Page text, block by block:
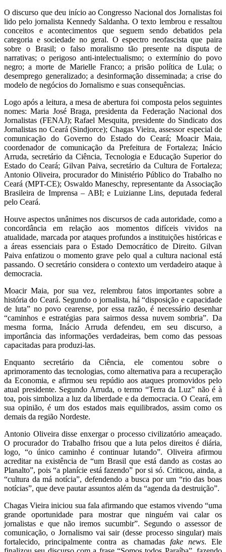
O discurso que deu início ao Congresso Nacional dos Jornalistas foi
lido pelo jornalista Kennedy Saldanha. O texto lembrou e ressaltou
conceitos e acontecimentos que seguem sendo debatidos pela
categoria e sociedade no geral. O espectro neofascista que paira
sobre o Brasil; o falso moralismo tão presente na disputa de
narrativas; o perigoso anti-intelectualismo; o extermínio do povo
negro; a morte de Marielle Franco; a prisão política de Lula; o
desemprego generalizado; a desinformação disseminada; a crise do
modelo de negócios do Jornalismo e suas consequências.
Logo após a leitura, a mesa de abertura foi composta pelos seguintes
nomes: Maria José Braga, presidenta da Federação Nacional dos
Jornalistas (FENAJ); Rafael Mesquita, presidente do Sindicato dos
Jornalistas no Ceará (Sindjorce); Chagas Vieira, assessor especial de
comunicação do Governo do Estado do Ceará; Moacir Maia,
coordenador de comunicação da Prefeitura de Fortaleza; Inácio
Arruda, secretário da Ciência, Tecnologia e Educação Superior do
Estado do Ceará; Gilvan Paiva, secretário da Cultura de Fortaleza;
Antonio Oliveira, procurador do Ministério Público do Trabalho no
Ceará (MPT-CE); Oswaldo Maneschy, representante da Associação
Brasileira de Imprensa – ABI; e Luizianne Lins, deputada federal
pelo Ceará.
Houve aspectos unânimes nos discursos de cada autoridade, como a
concordância em relação aos momentos difíceis vividos na
atualidade, marcada por ataques profundos a instituições históricas e
a áreas essenciais para o Estado Democrático de Direito. Gilvan
Paiva enfatizou o momento grave pelo qual a cultura nacional está
passando. O secretário considera o contexto um verdadeiro ataque à
democracia.
Moacir Maia, por sua vez, relembrou fatos importantes sobre a
história do Ceará. Segundo o jornalista, há “disposição e capacidade
de luta” no povo cearense, por essa razão, é necessário desenhar
“caminhos e estratégias para sairmos dessa nuvem sombria”. Da
mesma forma, Inácio Arruda defendeu, em seu discurso, a
importância das informações verdadeiras, bem como das pessoas
capacitadas para produzi-las.
Enquanto secretário da Ciência, ele comentou sobre o
aprimoramento das tecnologias, como alternativa para a recuperação
da Economia, e afirmou seu repúdio aos ataques promovidos pelo
atual presidente. Segundo Arruda, o termo “Terra da Luz” não é à
toa, pois simboliza a luz da liberdade e da democracia. O Ceará, em
sua opinião, é um dos estados mais equilibrados, assim como os
demais da região Nordeste.
Antonio Oliveira disse enxergar o processo civilizatório ameaçado.
O procurador do Trabalho frisou que a luta pelos direitos é diária,
logo, “o único caminho é continuar lutando”. Oliveira afirmou
acreditar na existência de “um Brasil que está dando as costas ao
Planalto”, pois “a planície está fazendo” por si só. Criticou, ainda, a
“cultura da má notícia”, defendendo a busca por um “rio das boas
notícias”, que deve pautar assuntos além da “agenda da destruição”.
Chagas Vieira iniciou sua fala afirmando que estamos vivendo “uma
grande oportunidade para mostrar que ninguém vai calar os
jornalistas e que não iremos sucumbir”. Segundo o assessor de
comunicação, o Jornalismo vai sair (desse processo singular) mais
fortalecido, principalmente contra as chamadas fake news. Ele